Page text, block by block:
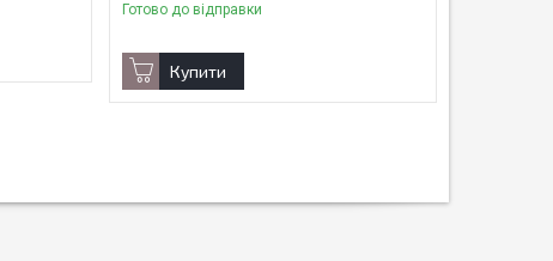
Готово до відправки
Купити